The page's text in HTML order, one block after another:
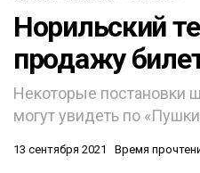
Норильский
продажу
Некоторые постановки
могут увидеть по
13 сентября 2021 Время